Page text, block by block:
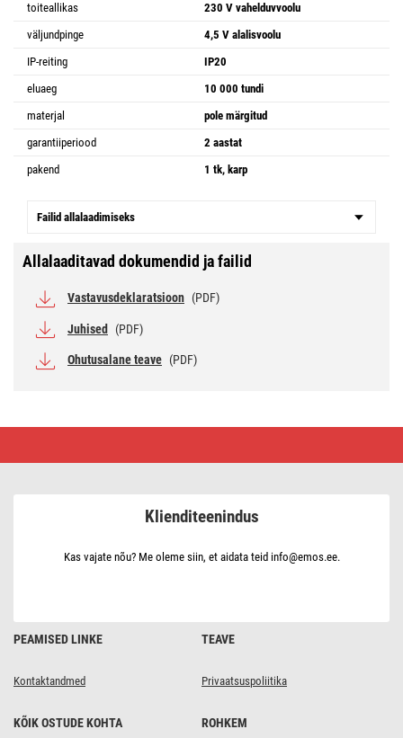
toiteallikas
230 V vahelduvvoolu
väljundpinge
4,5 V alalisvoolu
IP-reiting
IP20
eluaeg
10 000 tundi
materjal
pole märgitud
garantiiperiood
2 aastat
pakend
1 tk, karp
Failid allalaadimiseks
Allalaaditavad dokumendid ja failid
Vastavusdeklaratsioon (PDF)
Juhised (PDF)
Ohutusalane teave (PDF)
PEAMISED LINKE
Kontaktandmed
TEAVE
Privaatsuspoliitika
KÕIK OSTUDE KOHTA ROHKEM
Klienditeenindus
Kas vajate nõu? Me oleme siin, et aidata teid info@emos.ee.